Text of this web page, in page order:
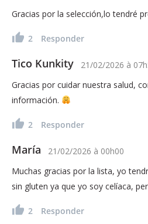
Gracias por la selección,lo tendré
2 Responder
Tico Kunkity 21/02/2026 à
Gracias por cuidar nuestra salud,
información.
2 Responder
María 21/02/2026 à 00h00
Muchas gracias por la lista, yo
sin gluten ya que yo soy celíaca,
2 Responder